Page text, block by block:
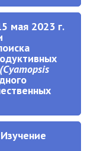
мая 2023 г.
(Cyamopsis